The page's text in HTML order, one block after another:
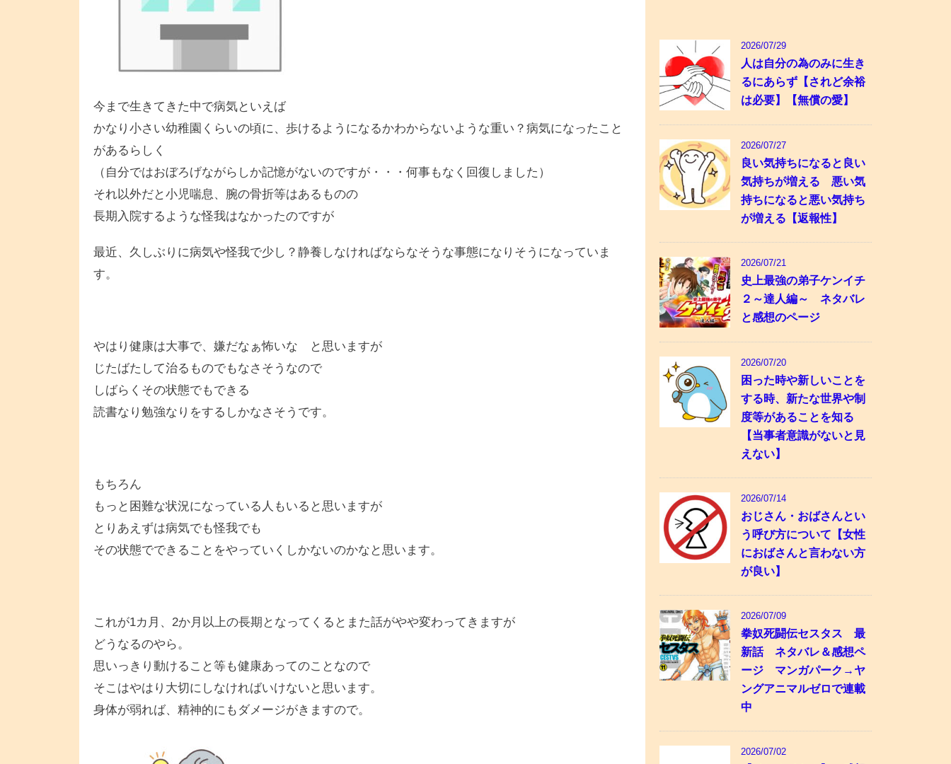
今まで生きてきた中で病気といえば
かなり小さい幼稚園くらいの頃に、歩けるようになるかわからないような重い？病気になったこと
があるらしく
（自分ではおぼろげながらしか記憶がないのですが・・・何事もなく回復しました）
それ以外だと小児喘息、腕の骨折等はあるものの
長期入院するような怪我はなかったのですが
最近、久しぶりに病気や怪我で少し？静養しなければならなそうな事態になりそうになっていま
す。
やはり健康は大事で、嫌だなぁ怖いな と思いますが
じたばたして治るものでもなさそうなので
しばらくその状態でもできる
読書なり勉強なりをするしかなさそうです。
もちろん
もっと困難な状況になっている人もいると思いますが
とりあえずは病気でも怪我でも
その状態でできることをやっていくしかないのかなと思います。
これが1カ月、2か月以上の長期となってくるとまた話がやや変わってきますが
どうなるのやら。
思いっきり動けること等も健康あってのことなので
そこはやはり大切にしなければいけないと思います。
身体が弱れば、精神的にもダメージがきますので。
2026/07/29
人は自分の為のみに生き
るにあらず【されど余裕
は必要】【無償の愛】
2026/07/27
良い気持ちになると良い
気持ちが増える 悪い気
持ちになると悪い気持ち
が増える【返報性】
2026/07/21
史上最強の弟子ケンイチ
２～達人編～ ネタバレ
と感想のページ
2026/07/20
困った時や新しいことを
する時、新たな世界や制
度等があることを知る
【当事者意識がないと見
えない】
2026/07/14
おじさん・おばさんとい
う呼び方について【女性
におばさんと言わない方
が良い】
2026/07/09
拳奴死闘伝セスタス 最
新話 ネタバレ＆感想ペ
ージ マンガパーク→ヤ
ングアニマルゼロで連載
中
2026/07/02